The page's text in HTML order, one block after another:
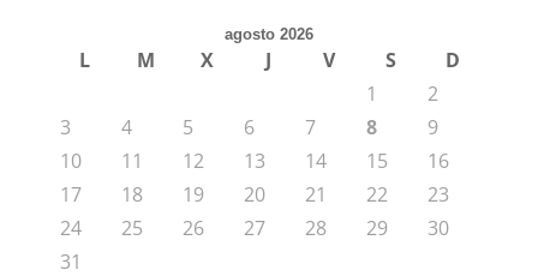
agosto 2026
L M X J V S
D
1
2
3
4 5 6 7 8
9
10
11 12 13 14 15
16
17
18 19 20 21 22
23
24
25 26 27 28 29
30
31